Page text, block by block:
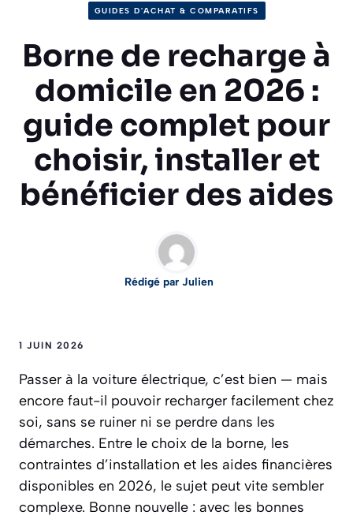
GUIDES D'ACHAT & COMPARATIFS
Borne de recharge à
domicile en 2026 :
guide complet pour
choisir, installer et
bénéficier des aides
Rédigé par Julien
1 JUIN 2026
Passer à la voiture électrique, c’est bien — mais
encore faut-il pouvoir recharger facilement chez
soi, sans se ruiner ni se perdre dans les
démarches. Entre le choix de la borne, les
contraintes d’installation et les aides financières
disponibles en 2026, le sujet peut vite sembler
complexe. Bonne nouvelle : avec les bonnes